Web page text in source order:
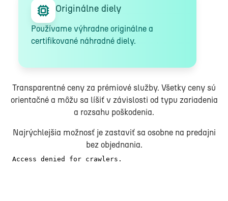
Originálne diely
Používame výhradne originálne a
certifikované náhradné diely.
Transparentné ceny za prémiové služby. Všetky ceny sú
orientačné a môžu sa líšiť v závislosti od typu zariadenia
a rozsahu poškodenia.
Najrýchlejšia možnosť je zastaviť sa osobne na predajni
bez objednania.